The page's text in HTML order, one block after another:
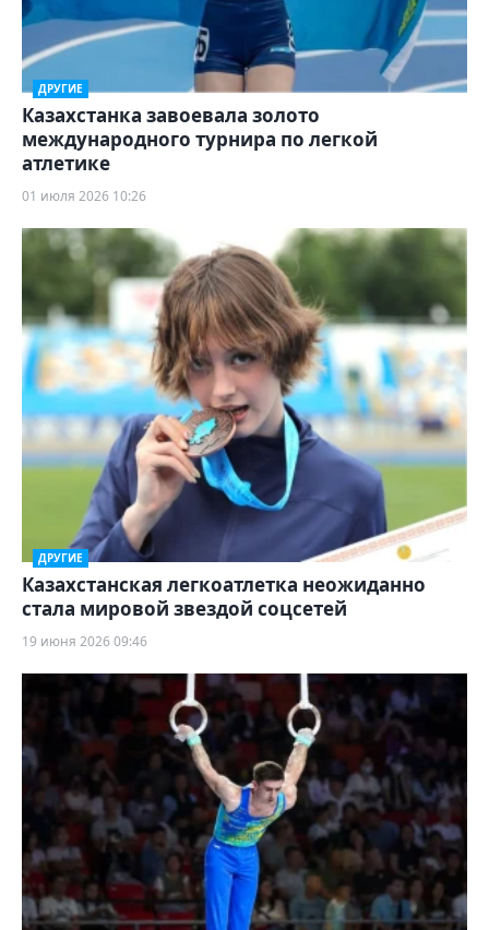
ДРУГИЕ
Казахстанка завоевала золото
международного турнира по легкой
атлетике
01 июля 2026 10:26
ДРУГИЕ
Казахстанская легкоатлетка неожиданно
стала мировой звездой соцсетей
19 июня 2026 09:46